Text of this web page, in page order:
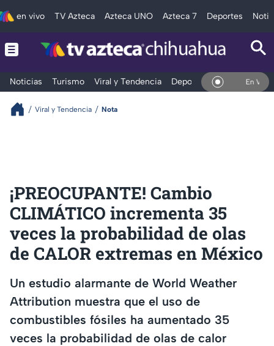
en vivo TV Azteca Azteca UNO Azteca 7 Deportes
Noticias Turismo Viral y Tendencia Deportes Espectáculos
En Vivo
Viral y Tendencia Nota
¡PREOCUPANTE! Cambio
CLIMÁTICO incrementa 35
veces la probabilidad de olas
de CALOR extremas en México
Un estudio alarmante de World Weather
Attribution muestra que el uso de
combustibles fósiles ha aumentado 35
veces la probabilidad de olas de calor